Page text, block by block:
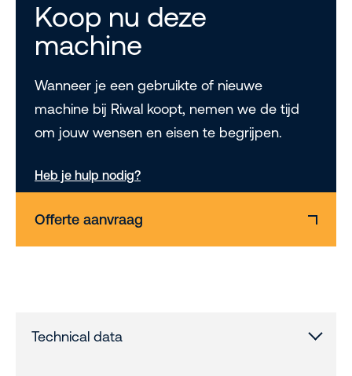
Koop nu deze
machine
Wanneer je een gebruikte of nieuwe
machine bij Riwal koopt, nemen we de tijd
om jouw wensen en eisen te begrijpen.
Heb je hulp nodig?
Offerte aanvraag
Technical data